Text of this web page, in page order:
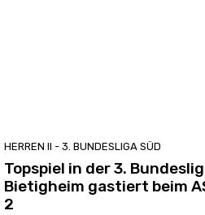
HERREN II - 3. BUNDESLIGA SÜD
Topspiel in der 3.
Bietigheim gastiert beim
2